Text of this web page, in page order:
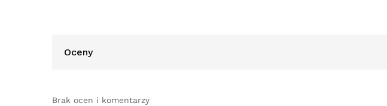
Oceny
Brak ocen i komentarzy